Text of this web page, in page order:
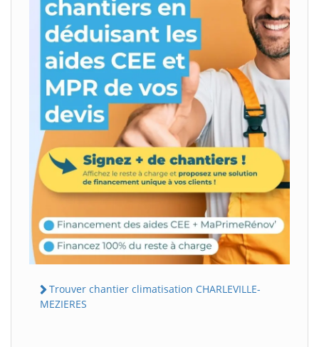
Trouver chantier climatisation CHARLEVILLE-
MEZIERES